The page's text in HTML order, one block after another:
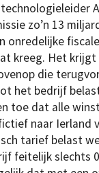
zo’n 13
onredelijke
kreeg. Het
die
het bedrijf
toe dat alle
naar Ierland
tarief belast
feitelijk slechts